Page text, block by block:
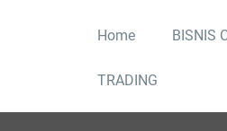
Home BISNIS
TRADING